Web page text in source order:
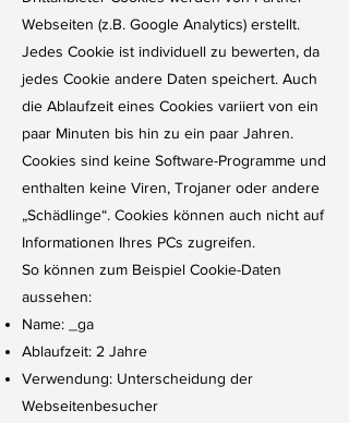
Webseiten (z.B. Google Analytics) erstellt.
Jedes Cookie ist individuell zu bewerten, da
jedes Cookie andere Daten speichert. Auch
die Ablaufzeit eines Cookies variiert von ein
paar Minuten bis hin zu ein paar Jahren.
Cookies sind keine Software-Programme und
enthalten keine Viren, Trojaner oder andere
„Schädlinge“. Cookies können auch nicht auf
Informationen Ihres PCs zugreifen.
So können zum Beispiel Cookie-Daten
aussehen:
Name: _ga
Ablaufzeit: 2 Jahre
Verwendung: Unterscheidung der
Webseitenbesucher